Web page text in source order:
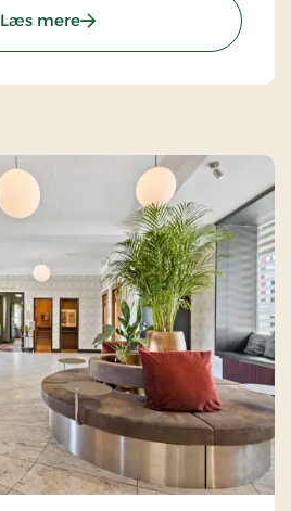
Læs mere: Hotel Hebron, Partner